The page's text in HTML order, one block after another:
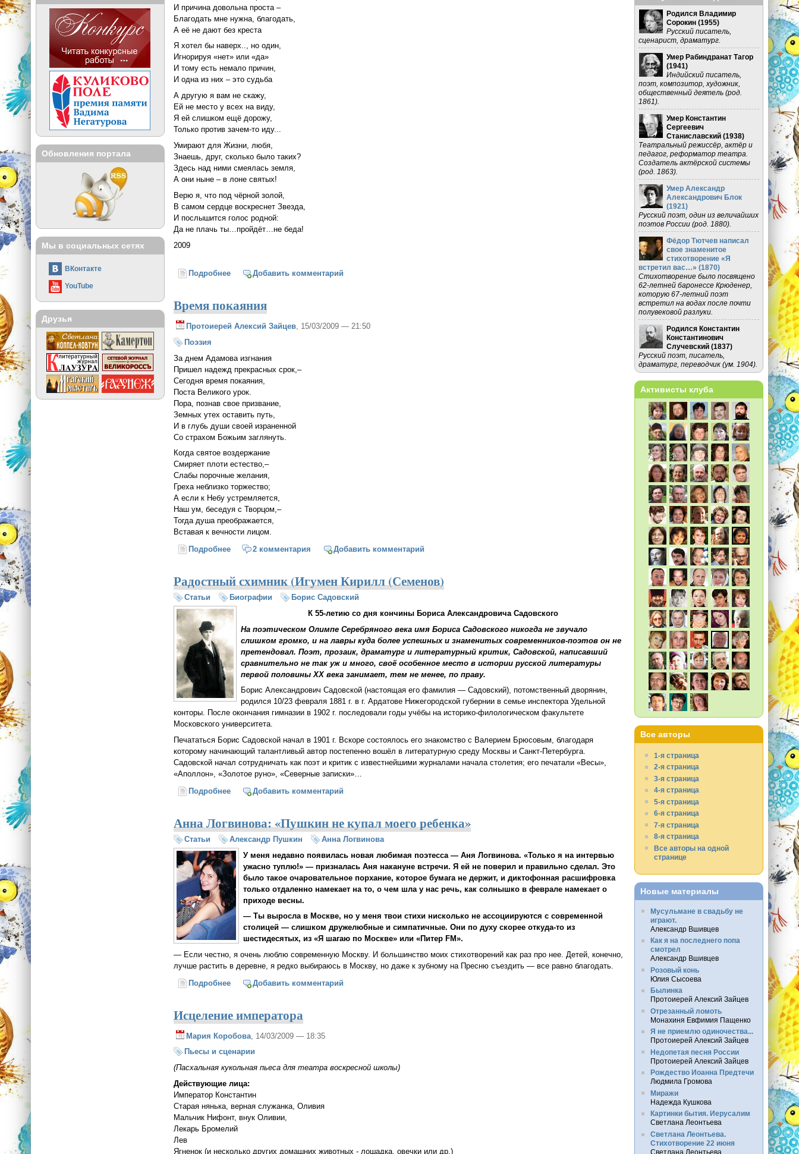
И причина довольна проста –
Благодать мне нужна, благодать,
А её не дают без креста
Я хотел бы наверх.., но один,
Игнорируя «нет» или «да»
И тому есть немало причин,
И одна из них – это судьба
А другую я вам не скажу,
Ей не место у всех на виду,
Я ей слишком ещё дорожу,
Только против зачем-то иду...
Умирают для Жизни, любя,
Знаешь, друг, сколько было таких?
Здесь над ними смеялась земля,
А они ныне – в лоне святых!
Верю я, что под чёрной золой,
В самом сердце воскреснет Звезда,
И послышится голос родной:
Да не плачь ты…пройдёт…не беда!
2009
Подробнеео Умирают для Жизни, любя..
Добавить комментарий
Время покаяния
Протоиерей Алексий Зайцев, 15/03/2009 — 21:50
Поэзия
За днем Адамова изгнания
Пришел надежд прекрасных срок,–
Сегодня время покаяния,
Поста Великого урок.
Пора, познав свое призвание,
Земных утех оставить путь,
И в глубь души своей израненной
Со страхом Божьим заглянуть.
Когда святое воздержание
Смиряет плоти естество,–
Слабы порочные желания,
Греха неблизко торжество;
А если к Небу устремляется,
Наш ум, беседуя с Творцом,–
Тогда душа преображается,
Вставая к вечности лицом.
Подробнеео Время покаяния
2 комментария Добавить комментарий
Радостный схимник (Игумен Кирилл (Семенов)
Статьи Биографии
Борис Садовский
К 55-летию со дня кончины Бориса Александровича Садовского
На поэтическом Олимпе Серебряного века имя Бориса Садовского никогда не звучало
слишком громко, и на лавры куда более успешных и знаменитых современников-поэтов он не
претендовал. Поэт, прозаик, драматург и литературный критик, Садовской, написавший
сравнительно не так уж и много, своё особенное место в истории русской литературы
первой половины ХХ века занимает, тем не менее, по праву.
Борис Александрович Садовской (настоящая его фамилия — Садовский), потомственный дворянин,
родился 10/23 февраля 1881 г. в г. Ардатове Нижегородской губернии в семье инспектора Удельной
конторы. После окончания гимназии в 1902 г. последовали годы учёбы на историко-филологическом факультете
Московского университета.
Печататься Борис Садовской начал в 1901 г. Вскоре состоялось его знакомство с Валерием Брюсовым, благодаря
которому начинающий талантливый автор постепенно вошёл в литературную среду Москвы и Санкт-Петербурга.
Садовской начал сотрудничать как поэт и критик с известнейшими журналами начала столетия; его печатали «Весы»,
«Аполлон», «Золотое руно», «Северные записки»…
Подробнеео Радостный схимник (Игумен Кирилл (Семенов)
Добавить комментарий
Анна Логвинова: «Пушкин не купал моего ребенка»
Статьи Александр Пушкин
Анна Логвинова
У меня недавно появилась новая любимая поэтесса — Аня Логвинова. «Только я на интервью
ужасно туплю!» — призналась Аня накануне встречи. Я ей не поверил и правильно сделал. Это
было такое очаровательное порхание, которое бумага не держит, и диктофонная расшифровка
только отдаленно намекает на то, о чем шла у нас речь, как солнышко в феврале намекает о
приходе весны.
— Ты выросла в Москве, но у меня твои стихи нисколько не ассоциируются с современной
столицей — слишком дружелюбные и симпатичные. Они по духу скорее откуда-то из
шестидесятых, из «Я шагаю по Москве» или «Питер FM».
— Если честно, я очень люблю современную Москву. И большинство моих стихотворений как раз про нее. Детей, конечно,
лучше растить в деревне, я редко выбираюсь в Москву, но даже к зубному на Пресню съездить — все равно благодать.
Подробнеео Анна Логвинова: «Пушкин не купал моего ребенка»
Добавить комментарий
Исцеление императора
Мария Коробова , 14/03/2009 — 18:35
Пьесы и сценарии
(Пасхальная кукольная пьеса для театра воскресной школы)
Действующие лица:
Император Константин
Старая нянька, верная служанка, Оливия
Мальчик Нифонт, внук Оливии,
Лекарь Бромелий
Лев
Ягненок (и несколько других домашних животных - лошадка, овечки или др.)
Обновления портала
Мы в социальных сетях
ВКонтакте
YouTube
Друзья
Родился Владимир
Сорокин (1955)
Русский писатель,
сценарист, драматург.
Умер Рабиндранат Тагор
(1941)
Индийский писатель,
поэт, композитор, художник,
общественный деятель (род.
1861).
Умер Константин
Сергеевич
Станиславский (1938)
Театральный режиссёр, актёр и
педагог, реформатор театра.
Создатель актёрской системы
(род. 1863).
Умер Александр
Александрович Блок
(1921)
Русский поэт, один из величайших
поэтов России (род. 1880).
Фёдор Тютчев написал
свое знаменитое
стихотворение «Я
встретил вас…» (1870)
Стихотворение было посвящено
62-летней баронессе Крюденер,
которую 67-летний поэт
встретил на водах после почти
полувековой разлуки.
Родился Константин
Константинович
Случевский (1837)
Русский поэт, писатель,
драматург, переводчик (ум. 1904).
Активисты клуба
Все авторы
1-я страница
2-я страница
3-я страница
4-я страница
5-я страница
6-я страница
7-я страница
8-я страница
Все авторы на одной
странице
Новые материалы
Мусульмане в свадьбу не
играют.
Александр Вшивцев
Как я на последнего попа
смотрел
Александр Вшивцев
Розовый конь
Юлия Сысоева
Былинка
Протоиерей Алексий Зайцев
Отрезанный ломоть
Монахиня Евфимия Пащенко
Я не приемлю одиночества...
Протоиерей Алексий Зайцев
Недопетая песня России
Протоиерей Алексий Зайцев
Рождество Иоанна Предтечи
Людмила Громова
Миражи
Надежда Кушкова
Картинки бытия. Иерусалим
Светлана Леонтьева
Светлана Леонтьева.
Стихотворение 22 июня
Светлана Леонтьева